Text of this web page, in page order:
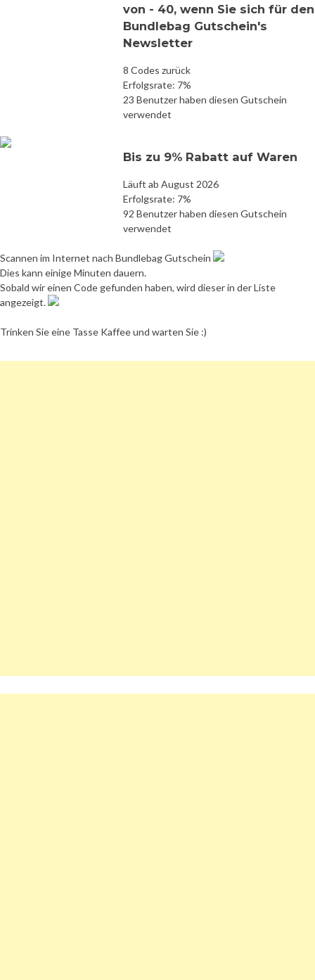
von - 40, wenn Sie sich für den
Bundlebag Gutschein's
Newsletter
8 Codes zurück
Erfolgsrate: 7%
23 Benutzer haben diesen Gutschein
verwendet
Bis zu 9% Rabatt auf Waren
Läuft ab August 2026
Erfolgsrate: 7%
92 Benutzer haben diesen Gutschein
verwendet
Scannen im Internet nach Bundlebag Gutschein
Dies kann einige Minuten dauern.
Sobald wir einen Code gefunden haben, wird dieser in der Liste
angezeigt.
Trinken Sie eine Tasse Kaffee und warten Sie :)